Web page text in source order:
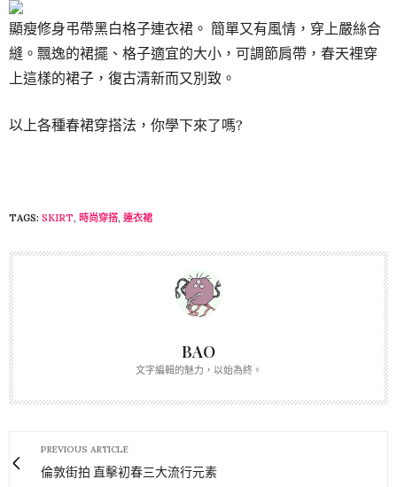
顯瘦修身弔帶黑白格子連衣裙。 簡單又有風情，穿上嚴絲合
縫。飄逸的裙擺、格子適宜的大小，可調節肩帶，春天裡穿
上這樣的裙子，復古清新而又別致。
以上各種春裙穿搭法，你學下來了嗎?
TAGS: SKIRT, 時尚穿搭, 連衣裙
BAO
文字編輯的魅力，以始為終。
PREVIOUS ARTICLE
倫敦街拍 直擊初春三大流行元素